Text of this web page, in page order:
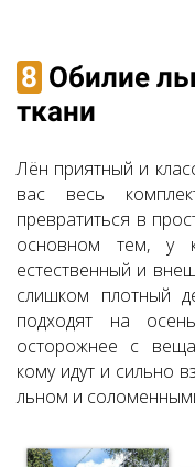
8 Обилие
ткани
Лён приятный и
вас весь
превратиться в
основном тем, у
естественный и
слишком плотный
подходят на
осторожнее с
кому идут и сильно
льном и